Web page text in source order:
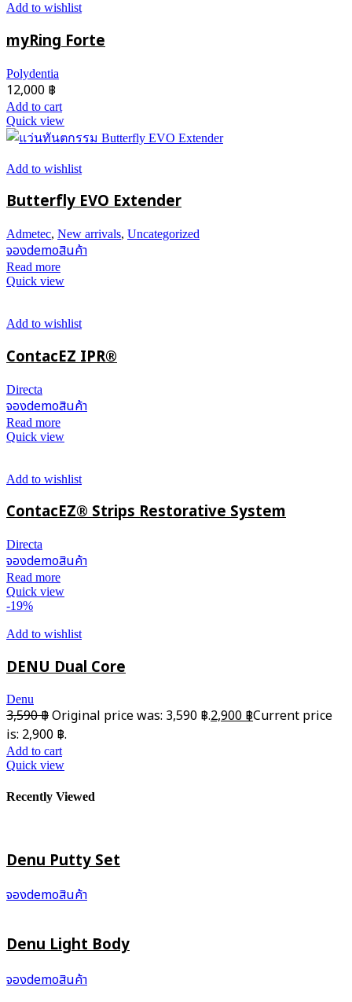
Add to wishlist
myRing Forte
Polydentia
12,000 ฿
Add to cart
Quick view
Add to wishlist
Butterfly EVO Extender
Admetec, New arrivals, Uncategorized
จองdemoสินค้า
Read more
Quick view
Add to wishlist
ContacEZ IPR®
Directa
จองdemoสินค้า
Read more
Quick view
Add to wishlist
ContacEZ® Strips Restorative System
Directa
จองdemoสินค้า
Read more
Quick view
-19%
Add to wishlist
DENU Dual Core
Denu
3,590฿Original price was: 3,590 ฿.2,900฿Current price
is: 2,900 ฿.
Add to cart
Quick view
Recently Viewed
Denu Putty Set
จองdemoสินค้า
Denu Light Body
จองdemoสินค้า